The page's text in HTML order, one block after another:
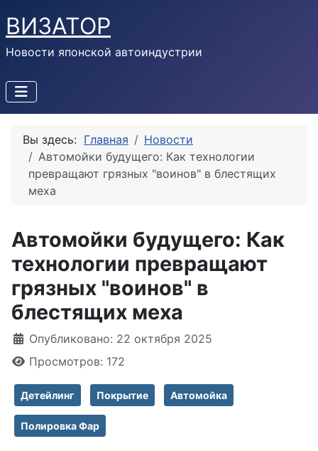
ВИЗАТОР
Новости японской автоиндустрии
Вы здесь: Главная
Новости
Автомойки будущего: Как технологии
превращают грязных "воинов" в блестящих
меха
Автомойки будущего: Как
технологии превращают
грязных "воинов" в
блестящих меха
Информация о материале
Опубликовано: 22 октября 2025
Просмотров: 172
Детейлинг Покрытие Автомойка
Полировка Фар